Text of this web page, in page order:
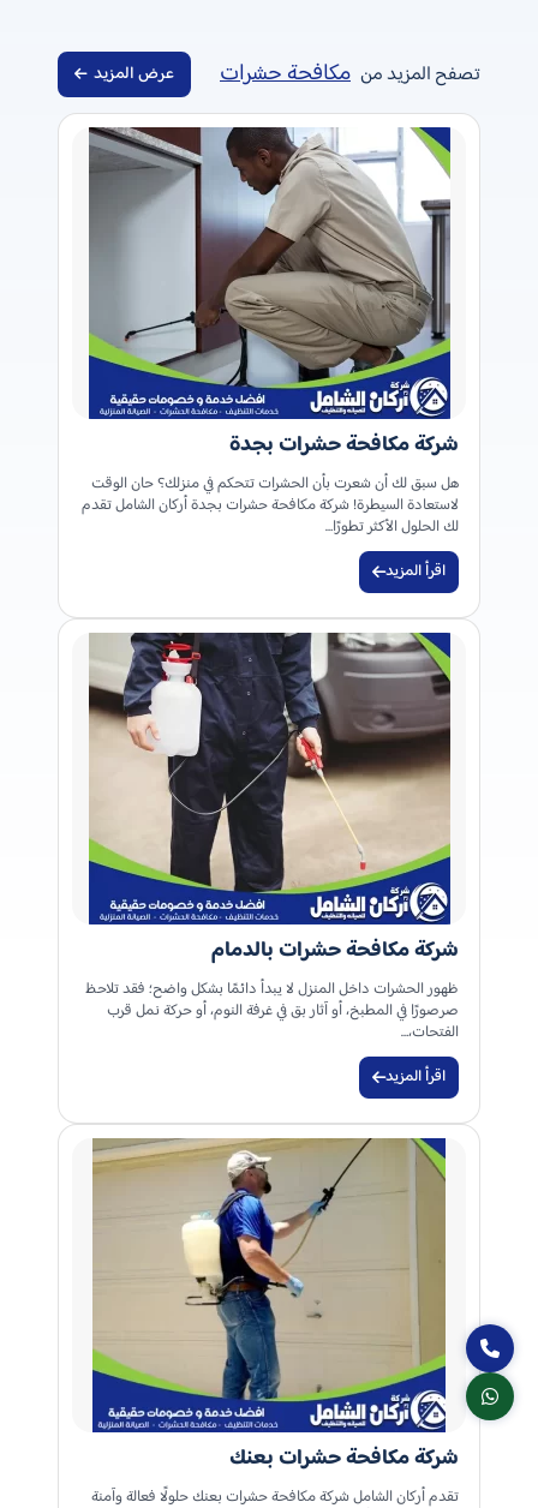
تصفح المزيد من مكافحة حشرات عرض المزيد
شركة مكافحة حشرات بجدة
هل سبق لك أن شعرت بأن الحشرات تتحكم في منزلك؟ حان الوقت
لاستعادة السيطرة! شركة مكافحة حشرات بجدة أركان الشامل تقدم
لك الحلول الأكثر تطورًا…
اقرأ المزيد
شركة مكافحة حشرات بالدمام
ظهور الحشرات داخل المنزل لا يبدأ دائمًا بشكل واضح؛ فقد تلاحظ
صرصورًا في المطبخ، أو آثار بق في غرفة النوم، أو حركة نمل قرب
الفتحات،…
اقرأ المزيد
شركة مكافحة حشرات بعنك
تقدم أركان الشامل شركة مكافحة حشرات بعنك حلولًا فعالة وآمنة